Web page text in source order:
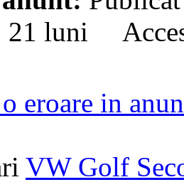
21 luni
eroare in
VW Golf